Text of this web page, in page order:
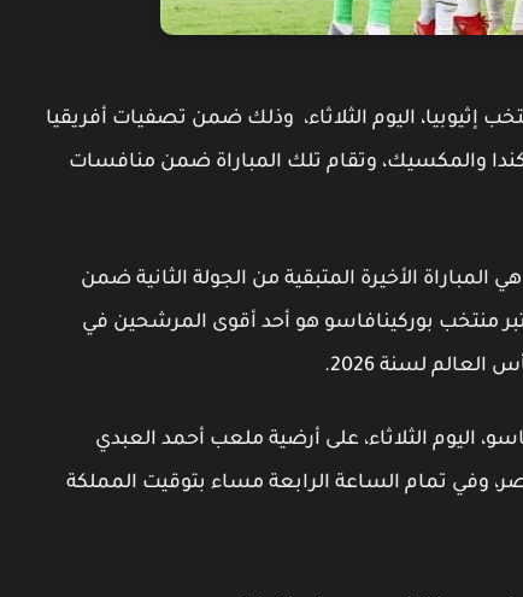
إثيوبيا، اليوم الثلاثاء، وذلك ضمن تصفيات أفريقيا
والمكسيك، وتقام تلك المباراة ضمن منافسات
المباراة الأخيرة المتبقية من الجولة الثانية ضمن
منتخب بوركينافاسو هو أحد أقوى المرشحين في
لسنة 2026.
اليوم الثلاثاء، على أرضية ملعب أحمد العبدي
وفي تمام الساعة الرابعة مساء بتوقيت المملكة